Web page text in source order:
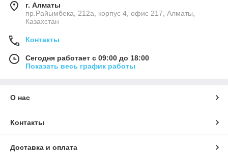
г. Алматы
пр.Райымбека, 212а, корпус 4, офис 217, Алматы,
Казахстан
Контакты
Сегодня работает с 09:00 до 18:00
Показать весь график работы
О нас
Контакты
Доставка и оплата